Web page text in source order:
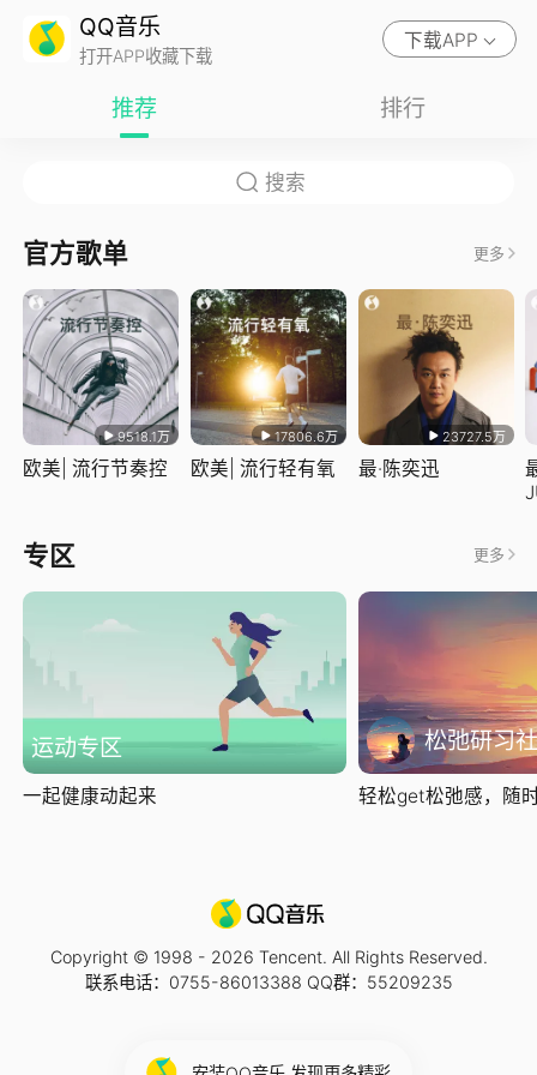
QQ音乐
打开APP收藏下载
下载APP
推荐 排行
官方歌单 更多
9518.1万
欧美| 流行节奏控
17806.6万
欧美| 流行轻有氧
23727.5万
最·陈奕迅
专区 更多
运动专区
一起健康动起来
松弛研习社
轻松get松弛感，随
Copyright © 1998 - 2026 Tencent. All Rights Reserved.
联系电话：0755-86013388 QQ群：55209235